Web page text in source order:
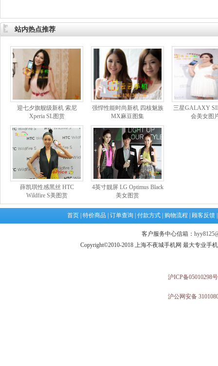
站内热点推荐
迎七夕旗舰级新机 索尼
Xperia SL图赏
强悍性能时尚新机 四核魅族
MX麻豆图集
三星GALAXY
会美女图
薛凯琪性感黑丝 HTC
Wildfire S美图赏
4英寸靓屏 LG Optimus Black
美女图赏
首页 特价商品 订单查询 付款方式 购物流程 顾客反馈
客户服务中心信箱：
Copyright©2010-2018 上海不夜城手机网 最大专业手
沪ICP备05010298号
沪公网安备